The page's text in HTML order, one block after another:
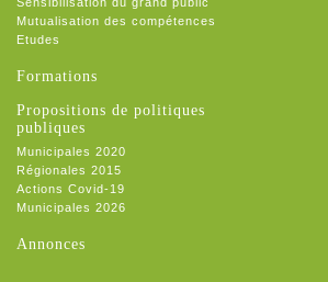
Mutualisation des compétences
Etudes
Formations
Propositions de politiques
publiques
Municipales 2020
Régionales 2015
Actions Covid-19
Municipales 2026
Annonces